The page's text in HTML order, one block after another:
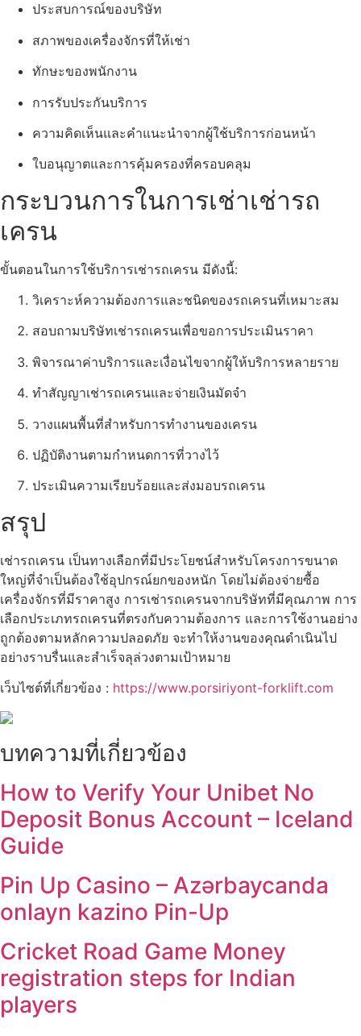
ประสบการณ์ของบริษัท
สภาพของเครื่องจักรที่ให้เช่า
ทักษะของพนักงาน
การรับประกันบริการ
ความคิดเห็นและคำแนะนำจากผู้ใช้บริการก่อนหน้า
ใบอนุญาตและการคุ้มครองที่ครอบคลุม
กระบวนการในการเช่าเช่ารถ
เครน
ขั้นตอนในการใช้บริการเช่ารถเครน มีดังนี้:
วิเคราะห์ความต้องการและชนิดของรถเครนที่เหมาะสม
สอบถามบริษัทเช่ารถเครนเพื่อขอการประเมินราคา
พิจารณาค่าบริการและเงื่อนไขจากผู้ให้บริการหลายราย
ทำสัญญาเช่ารถเครนและจ่ายเงินมัดจำ
วางแผนพื้นที่สำหรับการทำงานของเครน
ปฏิบัติงานตามกำหนดการที่วางไว้
ประเมินความเรียบร้อยและส่งมอบรถเครน
สรุป
เช่ารถเครน เป็นทางเลือกที่มีประโยชน์สำหรับโครงการขนาด
ใหญ่ที่จำเป็นต้องใช้อุปกรณ์ยกของหนัก โดยไม่ต้องจ่ายซื้อ
เครื่องจักรที่มีราคาสูง การเช่ารถเครนจากบริษัทที่มีคุณภาพ การ
เลือกประเภทรถเครนที่ตรงกับความต้องการ และการใช้งานอย่าง
ถูกต้องตามหลักความปลอดภัย จะทำให้งานของคุณดำเนินไป
อย่างราบรื่นและสำเร็จลุล่วงตามเป้าหมาย
เว็บไซต์ที่เกี่ยวข้อง : https://www.porsiriyont-forklift.com
บทความที่เกี่ยวข้อง
How to Verify Your Unibet No
Deposit Bonus Account – Iceland
Guide
Pin Up Casino – Azərbaycanda
onlayn kazino Pin-Up
Cricket Road Game Money
registration steps for Indian
players